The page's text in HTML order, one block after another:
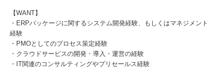
【WANT】
・ERPパッケージに関するシステム開発経験、もしくはマネジメント
経験
・PMOとしてのプロセス策定経験
・クラウドサービスの開発・導入・運営の経験
・IT関連のコンサルティングやプリセールス経験